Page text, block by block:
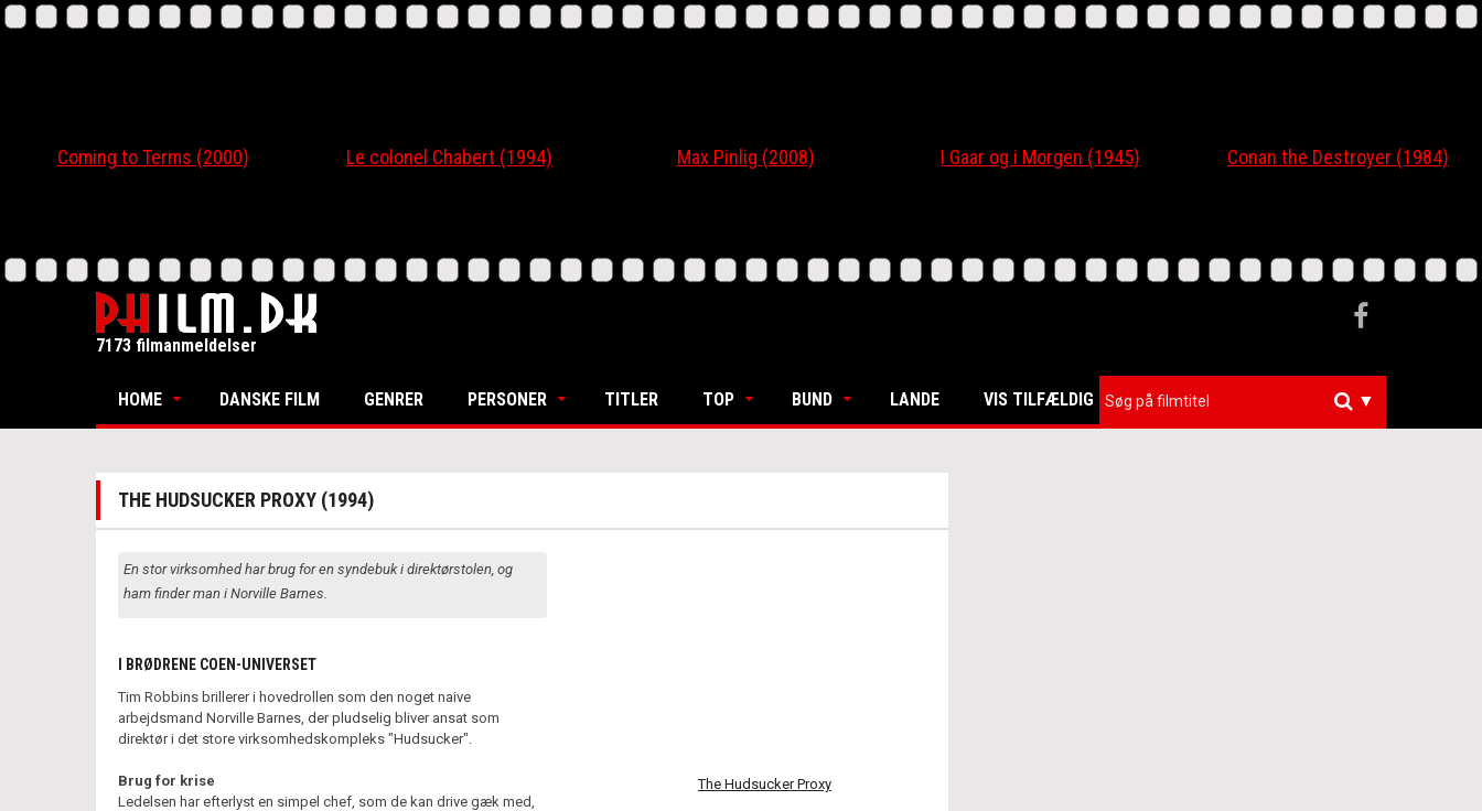
Coming to Terms (2000) Le colonel Chabert (1994) Max Pinlig (2008) I Gaar og i Morgen (1945) Conan the Destroyer (1984)
7173 filmanmeldelser
HOME DANSKE FILM GENRER PERSONER TITLER TOP BUND LANDE VIS TILFÆLDIG ▼
THE HUDSUCKER PROXY (1994)
The Hudsucker Proxy
En stor virksomhed har brug for en syndebuk i direktørstolen, og
ham finder man i Norville Barnes.
I BRØDRENE COEN-UNIVERSET
Tim Robbins brillerer i hovedrollen som den noget naive
arbejdsmand Norville Barnes, der pludselig bliver ansat som
direktør i det store virksomhedskompleks "Hudsucker".
Brug for krise
Ledelsen har efterlyst en simpel chef, som de kan drive gæk med,